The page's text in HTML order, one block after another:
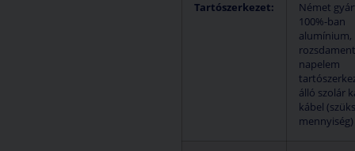
Tartószerkezet:
Német
100%-ban
alumínium,
napelem
álló szolár
kábel
mennyiség)